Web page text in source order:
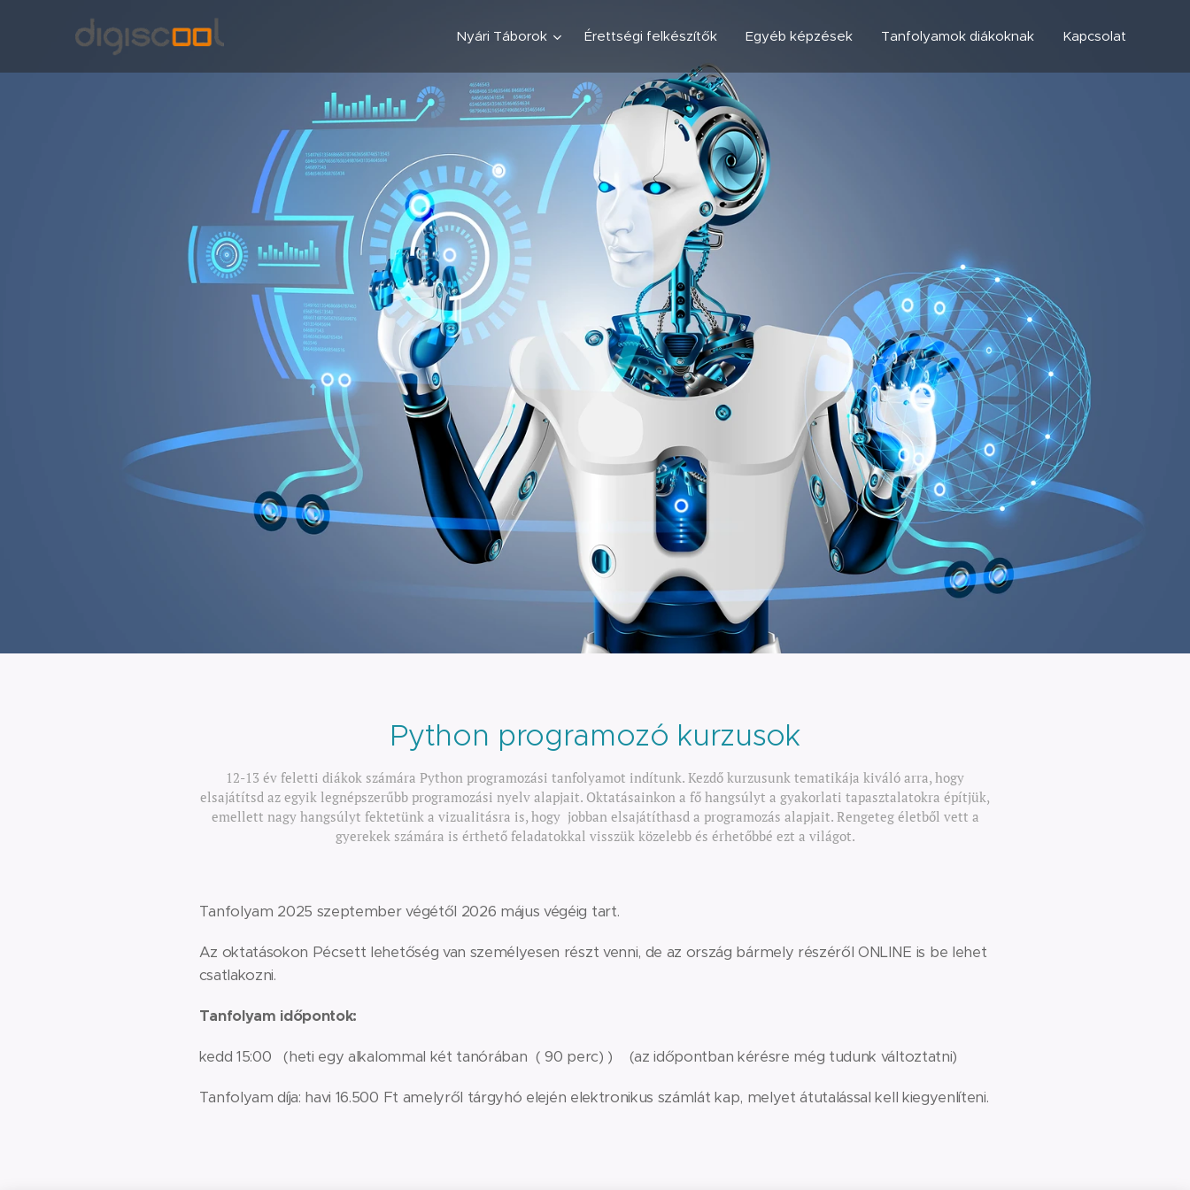
Nyári Táborok Érettségi felkészítők Egyéb képzések Tanfolyamok diákoknak Kapcsolat
Python programozó kurzusok
12-13 év feletti diákok számára Python programozási tanfolyamot indítunk. Kezdő kurzusunk tematikája kiváló arra, hogy
elsajátítsd az egyik legnépszerűbb programozási nyelv alapjait. Oktatásainkon a fő hangsúlyt a gyakorlati tapasztalatokra építjük,
emellett nagy hangsúlyt fektetünk a vizualitásra is, hogy jobban elsajátíthasd a programozás alapjait. Rengeteg életből vett a
gyerekek számára is érthető feladatokkal visszük közelebb és érhetőbbé ezt a világot.
Tanfolyam 2025 szeptember végétől 2026 május végéig tart.
Az oktatásokon Pécsett lehetőség van személyesen részt venni, de az ország bármely részéről ONLINE is be lehet
csatlakozni.
Tanfolyam időpontok:
kedd 15:00 (heti egy alkalommal két tanórában ( 90 perc) ) (az időpontban kérésre még tudunk változtatni)
Tanfolyam díja: havi 16.500 Ft amelyről tárgyhó elején elektronikus számlát kap, melyet átutalással kell kiegyenlíteni.